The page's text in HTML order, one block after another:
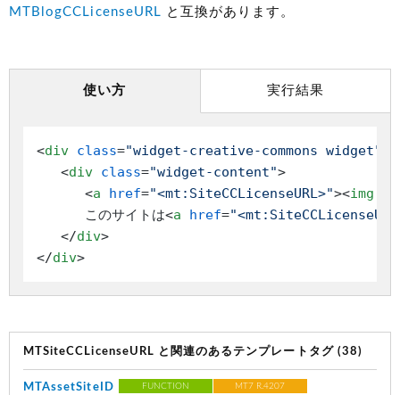
MTBlogCCLicenseURL と互換があります。
使い方 実行結果
<div class="widget-creative-commons widget"
<div class="widget-content">
<a href="<mt:SiteCCLicenseURL>"><img
      このサイトは
<a href=
</div>
</div>
MTSiteCCLicenseURL と関連のあるテンプレートタグ (38)
MTAssetSiteID FUNCTION MT7 R.4207